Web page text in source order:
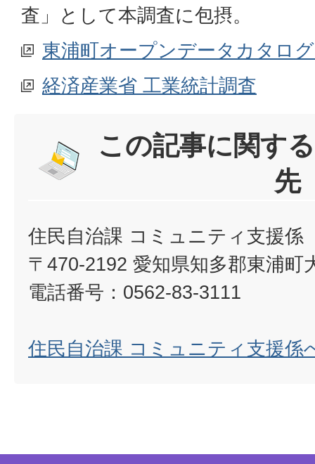
査」として本調査に包摂。
東浦町オープンデータカタロ
経済産業省 工業統計調査
この記事に関す
先
住民自治課 コミュニティ支援係
〒470-2192 愛知県知多郡東浦町
電話番号：0562-83-3111
住民自治課 コミュニティ支援係